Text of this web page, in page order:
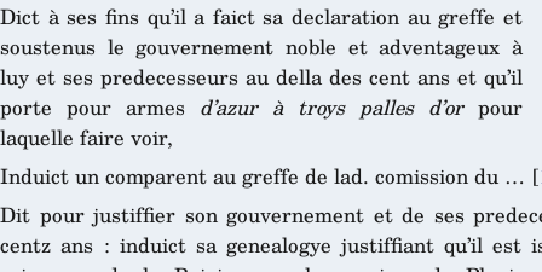
Dict à ses fins qu’il a faict sa declaration au greffe et
soustenus le gouvernement noble et adventageux à
luy et ses predecesseurs au della des cent ans et qu’il
porte pour armes d’azur à troys palles d’orpour
laquelle faire voir,
Induict un comparent au greffe de lad. comission du … [
Dit pour justiffier son gouvernement et de ses
centz ans : induict sa genealogye justiffiant qu’il est